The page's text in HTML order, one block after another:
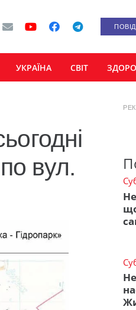
УКРАЇНА СВІТ
вул.